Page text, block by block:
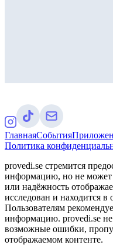
ГлавнаяСобытия
Политика
provedi.se стремится
информацию, но не может
или надёжность
исследован и находится в
Пользователям
информацию. provedi.se не
возможные ошибки,
отображаемом контенте.